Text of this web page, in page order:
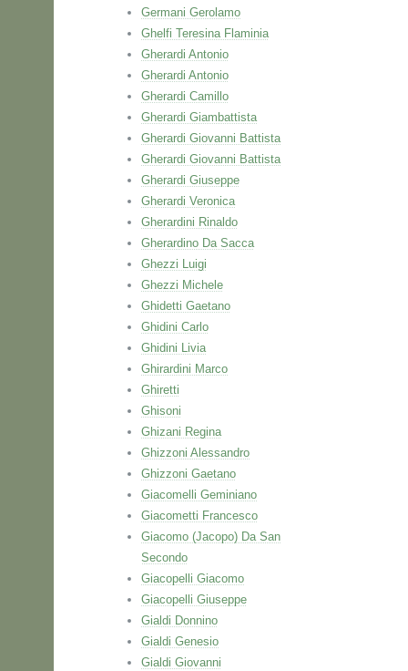
Germani Gerolamo
Ghelfi Teresina Flaminia
Gherardi Antonio
Gherardi Antonio
Gherardi Camillo
Gherardi Giambattista
Gherardi Giovanni Battista
Gherardi Giovanni Battista
Gherardi Giuseppe
Gherardi Veronica
Gherardini Rinaldo
Gherardino Da Sacca
Ghezzi Luigi
Ghezzi Michele
Ghidetti Gaetano
Ghidini Carlo
Ghidini Livia
Ghirardini Marco
Ghiretti
Ghisoni
Ghizani Regina
Ghizzoni Alessandro
Ghizzoni Gaetano
Giacomelli Geminiano
Giacometti Francesco
Giacomo (Jacopo) Da San
Secondo
Giacopelli Giacomo
Giacopelli Giuseppe
Gialdi Donnino
Gialdi Genesio
Gialdi Giovanni